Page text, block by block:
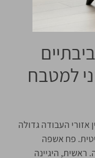
למטבח
העבודה גדולה
פח אשפה
ראשית, היגיינה